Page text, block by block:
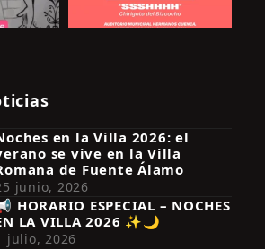
Síguenos en Instagram
en la Villa 2026: el
se vive en la Villa
de Fuente Álamo
junio, 2026
HORARIO ESPECIAL – NOCHES
LA VILLA 2026 ✨🌙
julio, 2026